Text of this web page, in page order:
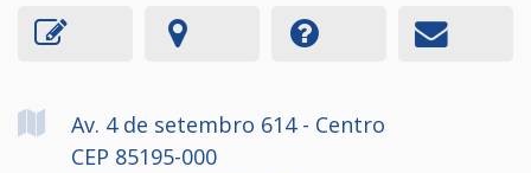
Av. 4 de setembro 614 - Centro
CEP 85195-000